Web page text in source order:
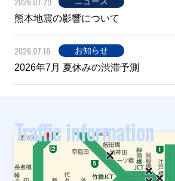
熊本地震の影響について
2026.07.16 お知らせ
2026年7月 夏休みの渋滞予測
Traffic information